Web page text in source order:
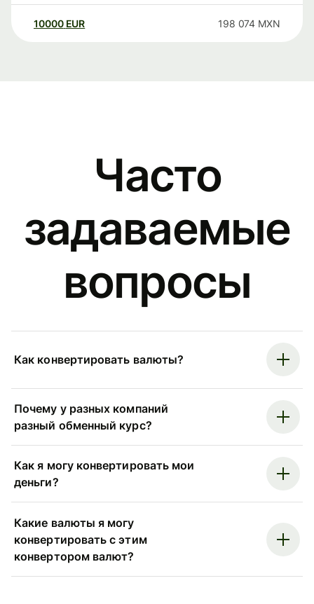
10000 EUR 198 074 MXN
Часто
задаваемые
вопросы
Как конвертировать валюты?
Почему у разных компаний
разный обменный курс?
Как я могу конвертировать мои
деньги?
Какие валюты я могу
конвертировать с этим
конвертором валют?